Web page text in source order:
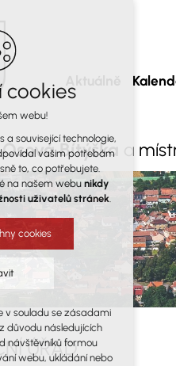
Bítýška a
ÚŘAD
cookies
webu!
a související technologie,
vašim potřebám
to, co potřebujete.
na našem webu nikdy
uživatelů stránek.
cookies
webu
(session): případná
v souladu se zásadami
důvodu následujících
návštěvníků formou
webu, ukládání nebo